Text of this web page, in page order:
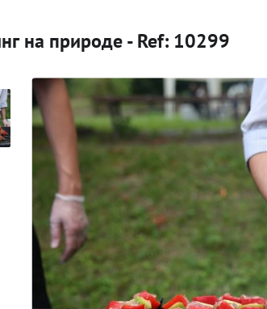
на природе - Ref: 10299